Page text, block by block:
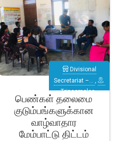
பெண்கள் தலைமை
குடும்பங்களுக்கான
வாழ்வாதார
மேம்பாட்டு திட்டம்
Divisional
Secretariat –… ,
Trincomalee ,
Verugal
(Eachchilampattu)